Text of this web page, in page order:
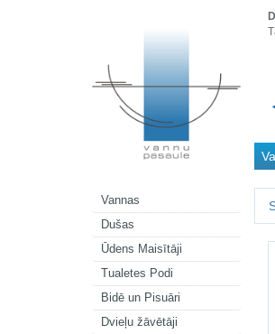
Vannas
Dušas
Ūdens Maisītāji
Tualetes Podi
Bidē un Pisuāri
Dvieļu žāvētāji